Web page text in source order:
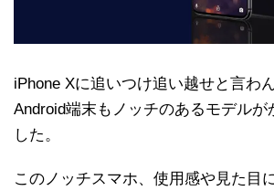
iPhone Xに追いつけ追い越せと言わ
Android端末もノッチのあるモデルが
した。
このノッチスマホ、使用感や見た目